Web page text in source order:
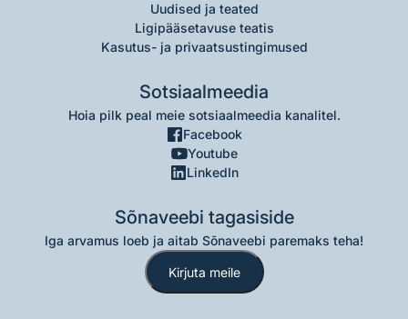
Uudised ja teated
Ligipääsetavuse teatis
Kasutus- ja privaatsustingimused
Sotsiaalmeedia
Hoia pilk peal meie sotsiaalmeedia kanalitel.
Facebook
Youtube
LinkedIn
Sõnaveebi tagasiside
Iga arvamus loeb ja aitab Sõnaveebi paremaks teha!
Kirjuta meile